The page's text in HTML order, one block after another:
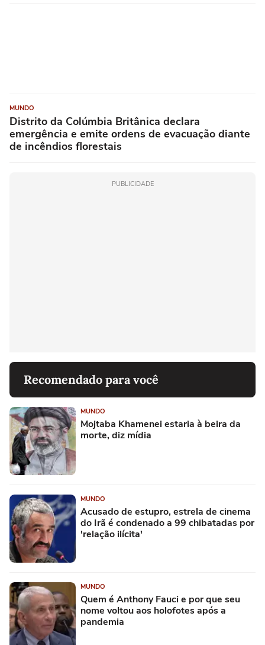
MUNDO
Distrito da Colúmbia Britânica declara
emergência e emite ordens de evacuação diante
de incêndios florestais
PUBLICIDADE
Recomendado para você
MUNDO
Mojtaba Khamenei estaria à beira da
morte, diz mídia
MUNDO
Acusado de estupro, estrela de cinema
do Irã é condenado a 99 chibatadas por
'relação ilícita'
MUNDO
Quem é Anthony Fauci e por que seu
nome voltou aos holofotes após a
pandemia